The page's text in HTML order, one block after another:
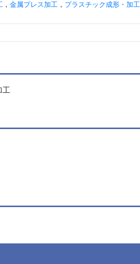
， 金属プレス加工 ， プラスチック成形・加工
工